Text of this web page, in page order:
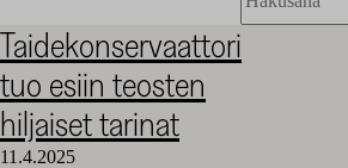
Kirpilä
sivustolta
Taidekonservaattori
tuo esiin teosten
hiljaiset tarinat
11.4.2025